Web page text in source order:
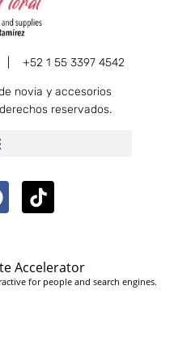
| +52 1 55 3397 4542
novia y accesorios
reservados.
Accelerator
for people and search engines.